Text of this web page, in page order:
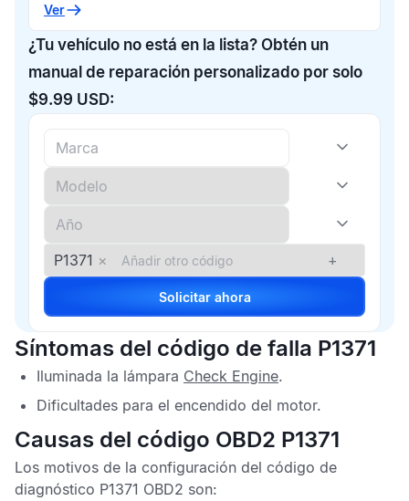
Ver
¿Tu vehículo no está en la lista? Obtén un
manual de reparación personalizado por solo
$9.99 USD:
P1371 × +
Solicitar ahora
Síntomas del código de falla P1371
Iluminada la lámpara Check Engine.
Dificultades para el encendido del motor.
Causas del código OBD2 P1371
Los motivos de la configuración del código de
diagnóstico P1371 OBD2 son: